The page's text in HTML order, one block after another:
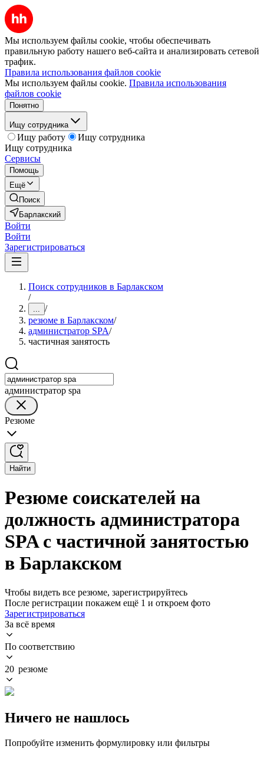
Мы используем файлы cookie, чтобы обеспечивать
правильную работу нашего веб-сайта и анализировать сетевой
трафик.
Правила использования файлов cookie
Мы используем файлы cookie. Правила использования
файлов cookie
Понятно
Ищу сотрудника
Ищу работу
Ищу сотрудника
Ищу сотрудника
Сервисы
Помощь
Ещё
Поиск
Барлакский
Войти
Войти
Зарегистрироваться
Поиск сотрудников в Барлакском
/
... /
резюме в Барлакском/
администратор SPA/
частичная занятость
администратор spa
Резюме
Найти
Резюме соискателей на
должность администратора
SPA с частичной занятостью
в Барлакском
Чтобы видеть все резюме, зарегистрируйтесь
После регистрации покажем ещё 1 и откроем фото
Зарегистрироваться
За всё время
По соответствию
20 резюме
Ничего не нашлось
Попробуйте изменить формулировку или фильтры